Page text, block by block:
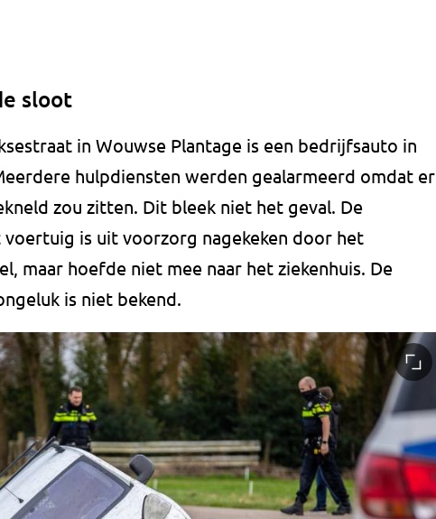
sloot
in Wouwse Plantage is een bedrijfsauto in
hulpdiensten werden gealarmeerd omdat er
zou zitten. Dit bleek niet het geval. De
is uit voorzorg nagekeken door het
maar hoefde niet mee naar het ziekenhuis. De
is niet bekend.